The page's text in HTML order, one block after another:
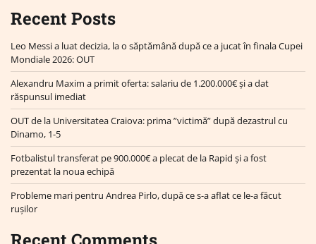
Recent Posts
Leo Messi a luat decizia, la o săptămână după ce a jucat în finala Cupei
Mondiale 2026: OUT
Alexandru Maxim a primit oferta: salariu de 1.200.000€ și a dat
răspunsul imediat
OUT de la Universitatea Craiova: prima ”victimă” după dezastrul cu
Dinamo, 1-5
Fotbalistul transferat pe 900.000€ a plecat de la Rapid și a fost
prezentat la noua echipă
Probleme mari pentru Andrea Pirlo, după ce s-a aflat ce le-a făcut
rușilor